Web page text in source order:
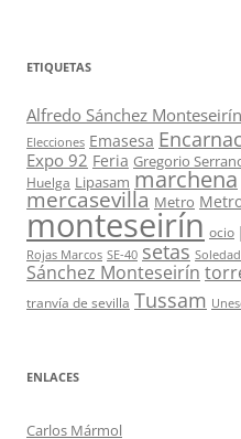
ETIQUETAS
Alfredo Sánchez Monteseirín
Elecciones Emasesa
Expo 92 Feria Gregorio
Huelga Lipasam marchena
mercasevilla Metro
monteseirín ocio
Rojas Marcos SE-40 setas
Sánchez Monteseirín
tranvía de sevilla Tussam
ENLACES
Carlos Mármol